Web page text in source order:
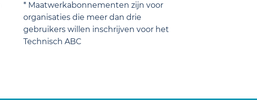
* Maatwerkabonnementen zijn voor
organisaties die meer dan drie
gebruikers willen inschrijven voor het
Technisch ABC